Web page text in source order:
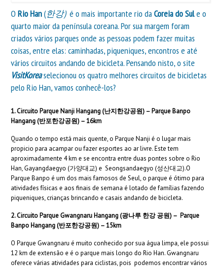
ORio Han(한강) é o mais importante rio daCoreia do Sule o
quarto maior da península coreana. Por sua margem foram
criados vários parques onde as pessoas podem fazer muitas
coisas, entre elas: caminhadas, piqueniques, encontros e até
vários circuitos andando de bicicleta. Pensando nisto, o site
VisitKoreaselecionou os quatro melhores circuitos de bicicletas
pelo Rio Han, vamos conhecê-los?
1. Circuito Parque Nanji Hangang (난지한강공원) – Parque Banpo
Hangang (반포한강공원) – 16km
Quando o tempo está mais quente, o Parque Nanji é o lugar mais
propicio para acampar ou fazer esportes ao ar livre. Este tem
aproximadamente 4 km e se encontra entre duas pontes sobre o Rio
Han, Gayangdaegyo (가양대교) e Seongsandaegyo (성산대교).O
Parque Banpo é um dos mais famosos de Seul, o parque é ótimo para
atividades físicas e aos finais de semana é lotado de famílias fazendo
piqueniques, crianças brincando e casais andando de bicicleta.
2. Circuito Parque Gwangnaru Hangang (광나루 한강 공원) – Parque
Banpo Hangang (반포한강공원) – 15km
O Parque Gwangnaru é muito conhecido por sua água limpa, ele possui
12 km de extensão e é o parque mais longo do Rio Han. Gwangnaru
oferece várias atividades para ciclistas, pois podemos encontrar vários